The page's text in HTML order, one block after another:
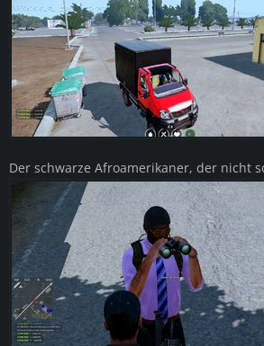
Der schwarze Afroamerikaner, der nicht